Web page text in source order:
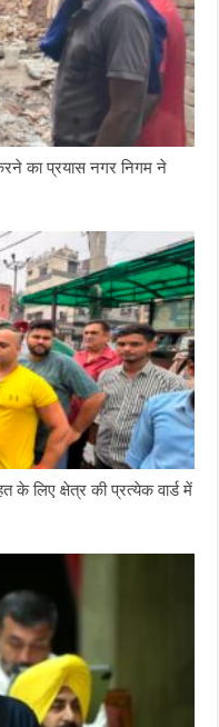
का प्रयास नगर निगम ने
के लिए क्षेत्र की प्रत्येक वार्ड में